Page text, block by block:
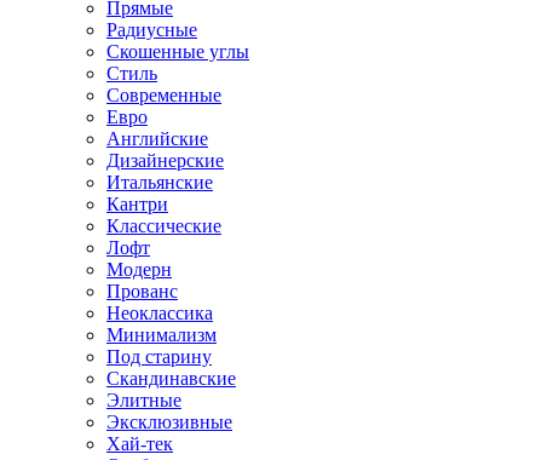
Прямые
Радиусные
Скошенные углы
Стиль
Современные
Евро
Английские
Дизайнерские
Итальянские
Кантри
Классические
Лофт
Модерн
Прованс
Неоклассика
Минимализм
Под старину
Скандинавские
Элитные
Эксклюзивные
Хай-тек